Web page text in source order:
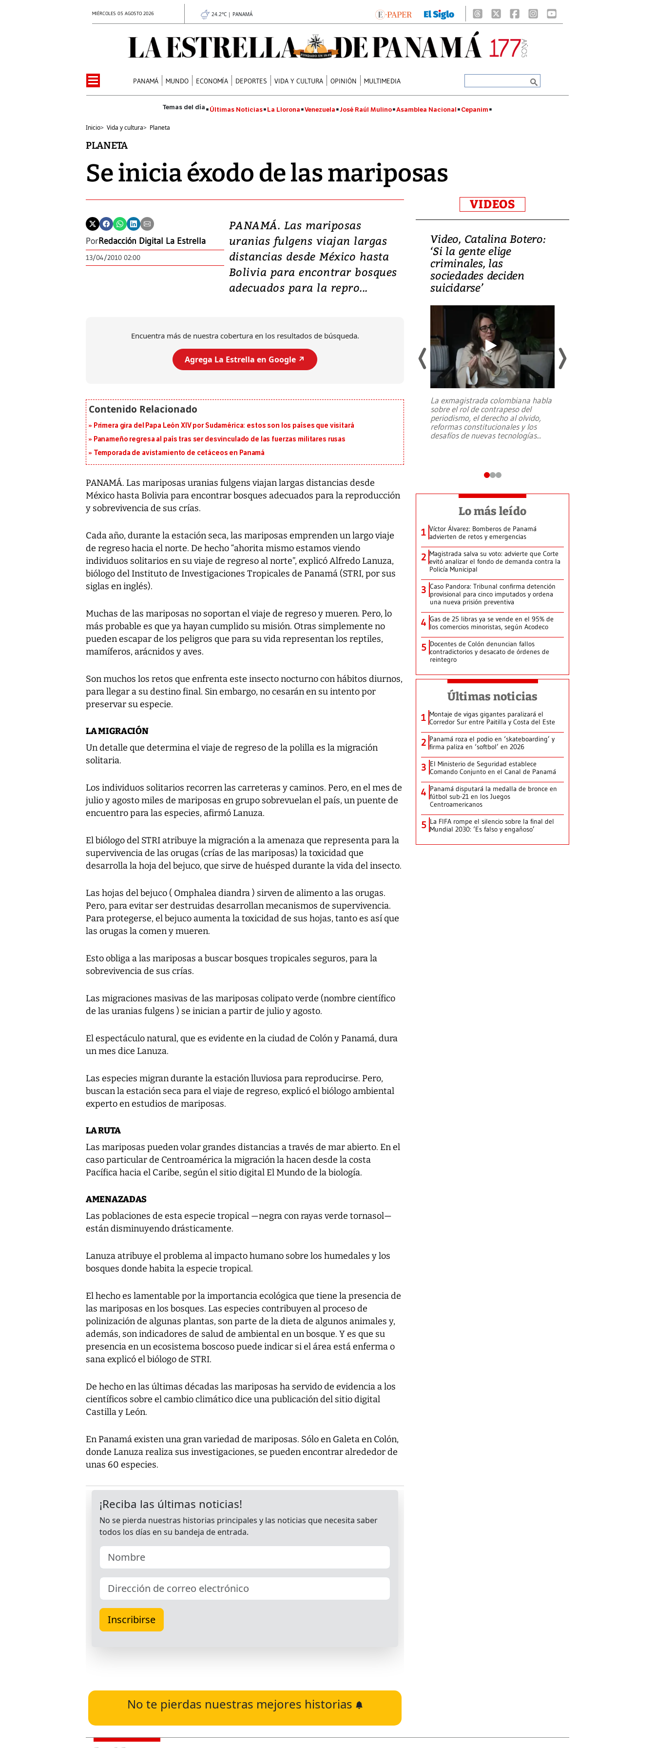
MIÉRCOLES 05 AGOSTO 2026 24.2°C | PANAMÁ
PANAMÁ MUNDO ECONOMÍA DEPORTES VIDA Y CULTURA OPINIÓN MULTIMEDIA
Últimas Noticias La Llorona Venezuela José Raúl Mulino Asamblea Nacional Cepanim
Inicio> Vida y cultura> Planeta
PLANETA
Se inicia éxodo de las mariposas
PorRedacción Digital La Estrella
13/04/2010 02:00
PANAMÁ. Las mariposas
uranias fulgens viajan largas
distancias desde México hasta
Bolivia para encontrar bosques
adecuados para la repro...
Encuentra más de nuestra cobertura en los resultados de búsqueda.
Agrega La Estrella en Google ↗️
Primera gira del Papa León XIV por Sudamérica: estos son los países que visitará
Panameño regresa al país tras ser desvinculado de las fuerzas militares rusas
Temporada de avistamiento de cetáceos en Panamá
PANAMÁ. Las mariposas uranias fulgens viajan largas distancias desde
México hasta Bolivia para encontrar bosques adecuados para la reproducción
y sobrevivencia de sus crías.
Cada año, durante la estación seca, las mariposas emprenden un largo viaje
de regreso hacia el norte. De hecho “ahorita mismo estamos viendo
individuos solitarios en su viaje de regreso al norte”, explicó Alfredo Lanuza,
biólogo del Instituto de Investigaciones Tropicales de Panamá (STRI, por sus
siglas en inglés).
Muchas de las mariposas no soportan el viaje de regreso y mueren. Pero, lo
más probable es que ya hayan cumplido su misión. Otras simplemente no
pueden escapar de los peligros que para su vida representan los reptiles,
mamíferos, arácnidos y aves.
Son muchos los retos que enfrenta este insecto nocturno con hábitos diurnos,
para llegar a su destino final. Sin embargo, no cesarán en su intento por
preservar su especie.
LA MIGRACIÓN
Un detalle que determina el viaje de regreso de la polilla es la migración
solitaria.
Los individuos solitarios recorren las carreteras y caminos. Pero, en el mes de
julio y agosto miles de mariposas en grupo sobrevuelan el país, un puente de
encuentro para las especies, afirmó Lanuza.
El biólogo del STRI atribuye la migración a la amenaza que representa para la
supervivencia de las orugas (crías de las mariposas) la toxicidad que
desarrolla la hoja del bejuco, que sirve de huésped durante la vida del insecto.
Las hojas del bejuco ( Omphalea diandra ) sirven de alimento a las orugas.
Pero, para evitar ser destruidas desarrollan mecanismos de supervivencia.
Para protegerse, el bejuco aumenta la toxicidad de sus hojas, tanto es así que
las orugas la comen y mueren.
Esto obliga a las mariposas a buscar bosques tropicales seguros, para la
sobrevivencia de sus crías.
Las migraciones masivas de las mariposas colipato verde (nombre científico
de las uranias fulgens ) se inician a partir de julio y agosto.
El espectáculo natural, que es evidente en la ciudad de Colón y Panamá, dura
un mes dice Lanuza.
Las especies migran durante la estación lluviosa para reproducirse. Pero,
buscan la estación seca para el viaje de regreso, explicó el biólogo ambiental
experto en estudios de mariposas.
LA RUTA
Las mariposas pueden volar grandes distancias a través de mar abierto. En el
caso particular de Centroamérica la migración la hacen desde la costa
Pacífica hacia el Caribe, según el sitio digital El Mundo de la biología.
AMENAZADAS
Las poblaciones de esta especie tropical —negra con rayas verde tornasol—
están disminuyendo drásticamente.
Lanuza atribuye el problema al impacto humano sobre los humedales y los
bosques donde habita la especie tropical.
El hecho es lamentable por la importancia ecológica que tiene la presencia de
las mariposas en los bosques. Las especies contribuyen al proceso de
polinización de algunas plantas, son parte de la dieta de algunos animales y,
además, son indicadores de salud de ambiental en un bosque. Y es que su
presencia en un ecosistema boscoso puede indicar si el área está enferma o
sana explicó el biólogo de STRI.
De hecho en las últimas décadas las mariposas ha servido de evidencia a los
científicos sobre el cambio climático dice una publicación del sitio digital
Castilla y León.
En Panamá existen una gran variedad de mariposas. Sólo en Galeta en Colón,
donde Lanuza realiza sus investigaciones, se pueden encontrar alrededor de
unas 60 especies.
No te pierdas nuestras mejores historias
VIDEOS
Video, Japón: Terremoto
deja heridos y graves
daños en Kumamoto
al sur de Japón, provocando una
Video, Catalina Botero:
‘Si la gente elige
criminales, las
sociedades deciden
suicidarse’
La exmagistrada colombiana habla
sobre el rol de contrapeso del
periodismo, el derecho al olvido,
reformas constitucionales y los
desafíos de nuevas tecnologías...
Lo más leído
1 Víctor Álvarez: Bomberos de Panamá
advierten de retos y emergencias
2 Magistrada salva su voto: advierte que Corte
evitó analizar el fondo de demanda contra la
Policía Municipal
3 Caso Pandora: Tribunal confirma detención
provisional para cinco imputados y ordena
una nueva prisión preventiva
4 Gas de 25 libras ya se vende en el 95% de
los comercios minoristas, según Acodeco
5 Docentes de Colón denuncian fallos
contradictorios y desacato de órdenes de
reintegro
Últimas noticias
1 Montaje de vigas gigantes paralizará el
Corredor Sur entre Paitilla y Costa del Este
2 Panamá roza el podio en ‘skateboarding’ y
firma paliza en ‘softbol’ en 2026
3 El Ministerio de Seguridad establece
Comando Conjunto en el Canal de Panamá
4 Panamá disputará la medalla de bronce en
fútbol sub-21 en los Juegos
Centroamericanos
5 La FIFA rompe el silencio sobre la final del
Mundial 2030: ‘Es falso y engañoso’